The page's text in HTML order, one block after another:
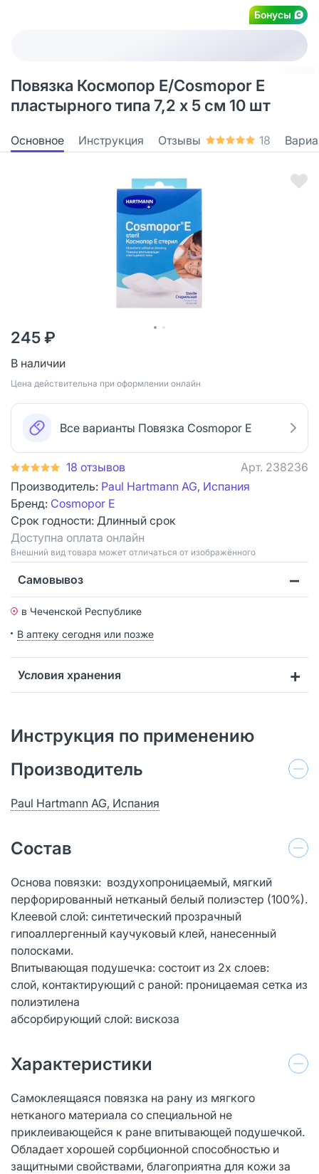
Бонусы
Повязка Космопор Е/Cosmopor Е
пластырного типа 7,2 х 5 см 10 шт
Основное Инструкция Отзывы 18
245 ₽
В наличии
Цена действительна при оформлении онлайн
Все варианты Повязка Cosmopor Е
18 отзывов Арт. 238236
Производитель: Paul Hartmann AG, Испания
Бренд: Cosmopor E
Срок годности: Длинный срок
Доступна оплата онлайн
Bнешний вид товара может отличаться от изображённого
Самовывоз
в Чеченской Республике
В аптеку сегодня или позже
Условия хранения
Инструкция по применению
Производитель
Paul Hartmann AG, Испания
Состав
Основа повязки: воздухопроницаемый, мягкий
перфорированный нетканый белый полиэстер (100%).
Клеевой слой: синтетический прозрачный
гипоаллергенный каучуковый клей, нанесенный
полосками.
Впитывающая подушечка: состоит из 2х слоев:
слой, контактирующий с раной: проницаемая сетка из
полиэтилена
абсорбирующий слой: вискоза
Характеристики
Самоклеящаяся повязка на рану из мягкого
нетканого материала со специальной не
приклеивающейся к ране впитывающей подушечкой.
Обладает хорошей сорбционной способностью и
защитными свойствами, благоприятна для кожи за